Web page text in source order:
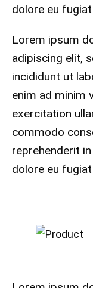
dolore eu
Lorem ipsum
adipiscing elit,
incididunt ut
enim ad minim
exercitation
commodo
reprehenderit
dolore eu